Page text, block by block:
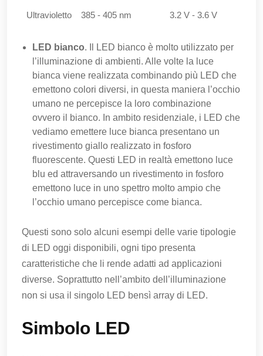
Ultravioletto 385 - 405 nm 3.2 V - 3.6 V
LED bianco. Il LED bianco è molto utilizzato per
l’illuminazione di ambienti. Alle volte la luce
bianca viene realizzata combinando più LED che
emettono colori diversi, in questa maniera l’occhio
umano ne percepisce la loro combinazione
ovvero il bianco. In ambito residenziale, i LED che
vediamo emettere luce bianca presentano un
rivestimento giallo realizzato in fosforo
fluorescente. Questi LED in realtà emettono luce
blu ed attraversando un rivestimento in fosforo
emettono luce in uno spettro molto ampio che
l’occhio umano percepisce come bianca.
Questi sono solo alcuni esempi delle varie tipologie
di LED oggi disponibili, ogni tipo presenta
caratteristiche che li rende adatti ad applicazioni
diverse. Soprattutto nell’ambito dell’illuminazione
non si usa il singolo LED bensì array di LED.
Simbolo LED